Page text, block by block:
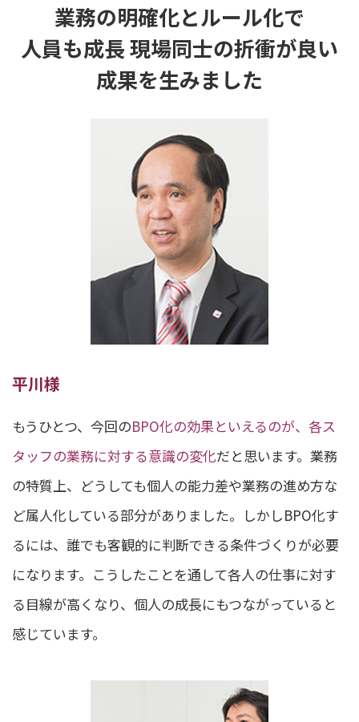
業務の明確化とルール化で
人員も成長 現場同士の折衝が良い
成果を生みました
平川様
もうひとつ、今回のBPO化の効果といえるのが、各ス
タッフの業務に対する意識の変化だと思います。業務
の特質上、どうしても個人の能力差や業務の進め方な
ど属人化している部分がありました。しかしBPO化す
るには、誰でも客観的に判断できる条件づくりが必要
になります。こうしたことを通して各人の仕事に対す
る目線が高くなり、個人の成長にもつながっていると
感じています。